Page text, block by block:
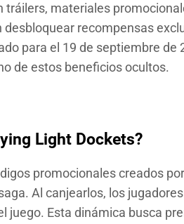
tráilers, materiales
desbloquear recompensas
para el 19 de septiembre de
de estos beneficios ocultos.
Light Dockets?
promocionales creados por
Al canjearlos, los
juego. Esta dinámica busca